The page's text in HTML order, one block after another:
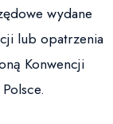
wydane
lub opatrzenia
Konwencji